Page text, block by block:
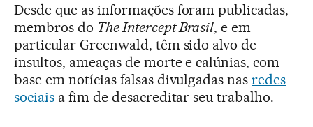
Desde que as informações foram publicadas,
membros do The Intercept Brasil, e em
particular Greenwald, têm sido alvo de
insultos, ameaças de morte e calúnias, com
base em notícias falsas divulgadas nasredes
sociaisa fim de desacreditar seu trabalho.